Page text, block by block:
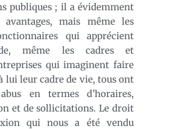
publiques ; il a évidemment
mais même les
qui apprécient
même les cadres et
qui imaginent faire
lui leur cadre de vie, tous ont
en termes d’horaires,
et de sollicitations. Le droit
qui nous a été vendu